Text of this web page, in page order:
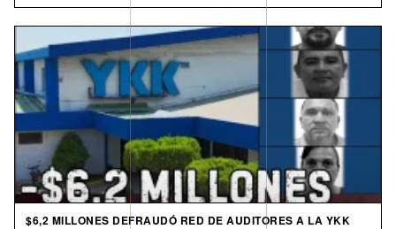
$6,2 MILLONES DEFRAUDÓ RED DE AUDITORES A LA YKK